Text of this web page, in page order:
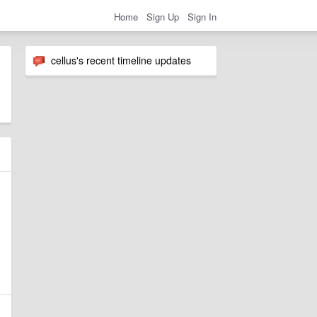
Home Sign Up Sign In
cellus's recent timeline updates